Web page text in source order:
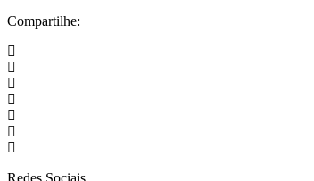
Compartilhe: